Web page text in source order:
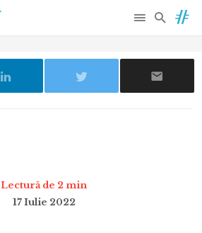
Lectură de 2 min
17 Iulie 2022